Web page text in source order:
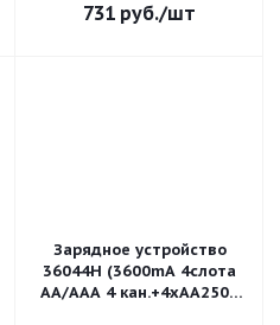
731 руб./шт
Зарядное устройство
36044Н (3600mA 4слота
АА/ААА 4 кан.+4xAA2500